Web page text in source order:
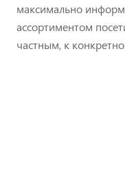
максимально
ассортиментом
частным, к